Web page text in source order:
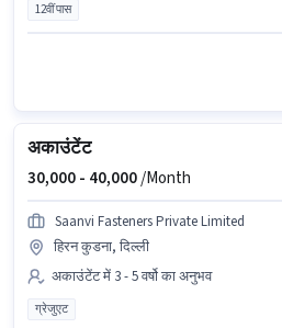
12वीं पास
अकाउंटेंट
30,000 - 40,000/Month
Saanvi Fasteners Private Limited
हिरन कुडना, दिल्ली
अकाउंटेंट में 3 - 5 वर्षो का अनुभव
ग्रेजुएट